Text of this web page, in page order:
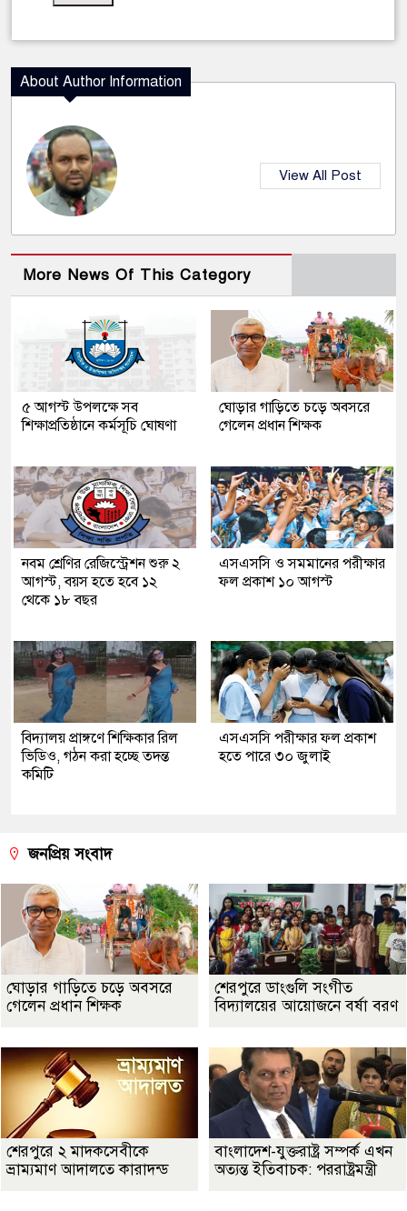
About Author Information
View All Post
More News Of This Category
৫ আগস্ট উপলক্ষে সব
শিক্ষাপ্রতিষ্ঠানে কর্মসূচি ঘোষণা
ঘোড়ার গাড়িতে চড়ে অবসরে
গেলেন প্রধান শিক্ষক
নবম শ্রেণির রেজিস্ট্রেশন শুরু ২
আগস্ট, বয়স হতে হবে ১২
থেকে ১৮ বছর
এসএসসি ও সমমানের পরীক্ষার
ফল প্রকাশ ১০ আগস্ট
বিদ্যালয় প্রাঙ্গণে শিক্ষিকার রিল
ভিডিও, গঠন করা হচ্ছে তদন্ত
কমিটি
এসএসসি পরীক্ষার ফল প্রকাশ
হতে পারে ৩০ জুলাই
জনপ্রিয় সংবাদ
ঘোড়ার গাড়িতে চড়ে অবসরে
গেলেন প্রধান শিক্ষক
শেরপুরে ডাংগুলি সংগীত
বিদ্যালয়ের আয়োজনে বর্ষা বরণ
শেরপুরে ২ মাদকসেবীকে
ভ্রাম্যমাণ আদালতে কারাদন্ড
বাংলাদেশ-যুক্তরাষ্ট্র সম্পর্ক এখন
অত্যন্ত ইতিবাচক: পররাষ্ট্রমন্ত্রী